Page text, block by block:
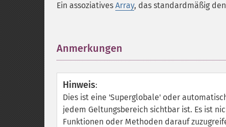
Ein assoziatives Array, das standardmäßig
Anmerkungen
Hinweis:
Dies ist eine 'Superglobale' oder
jedem Geltungsbereich sichtbar ist. Es ist
Funktionen oder Methoden darauf